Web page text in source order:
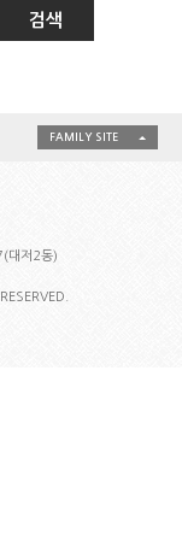
FAMILY SITE
대저2동)